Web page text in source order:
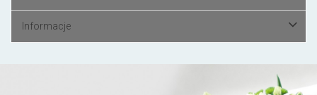
Informacje